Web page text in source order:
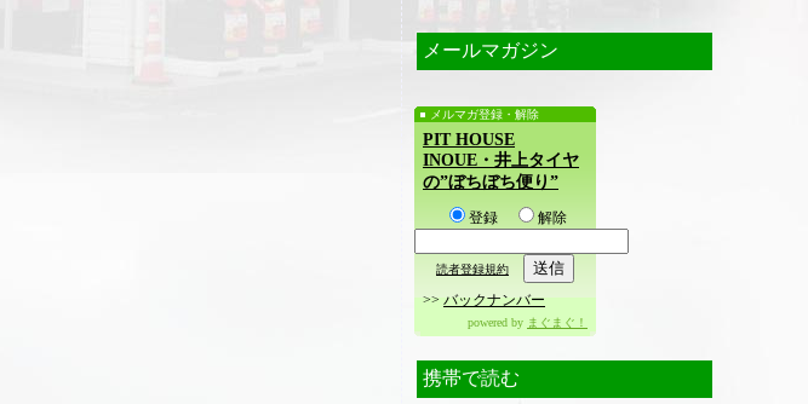
メールマガジン
メルマガ登録・解除
PIT HOUSE
INOUE・井上タイヤ
の”ぼちぼち便り”
登録 解除
読者登録規約
>> バックナンバー
powered by まぐまぐ！
携帯で読む